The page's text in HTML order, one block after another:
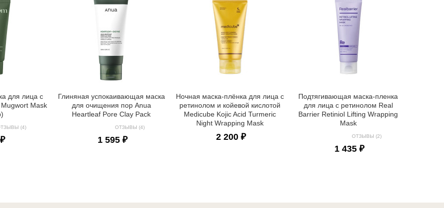
для лица с
Mask
(4)
Глиняная успокаивающая маска
для очищения пор Anua
Heartleaf Pore Clay Pack
ОТЗЫВЫ (4)
1 595 ₽
Ночная маска-плёнка для лица с
ретинолом и койевой кислотой
Medicube Kojic Acid Turmeric
Night Wrapping Mask
2 200 ₽
Подтягивающая маска-пленка
для лица с ретинолом Real
Barrier Retiniol Lifting Wrapping
Mask
ОТЗЫВЫ (2)
1 435 ₽